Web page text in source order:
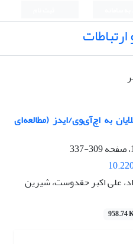
به اچ‌آی‌وی/ایدز (مطالعه‌ای
309-337
علی اکبر حقدوست، شیرین
958.74